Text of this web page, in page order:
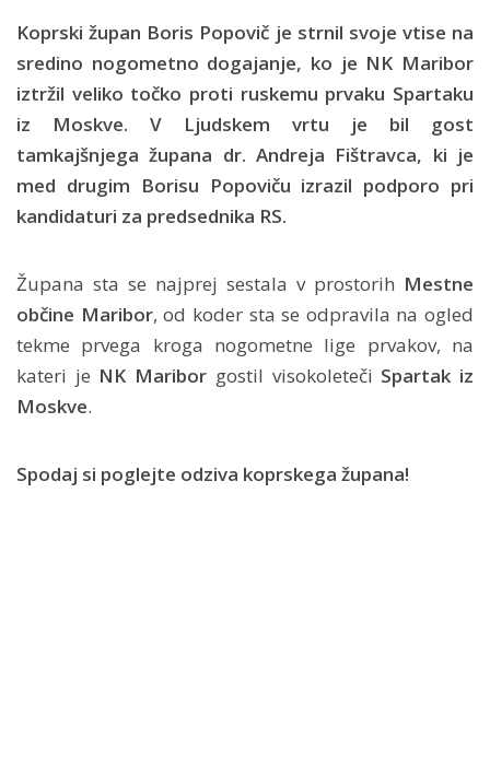
Koprski župan Boris Popovič je strnil svoje vtise na
sredino nogometno dogajanje, ko je NK Maribor
iztržil veliko točko proti ruskemu prvaku Spartaku
iz Moskve. V Ljudskem vrtu je bil gost
tamkajšnjega župana dr. Andreja Fištravca, ki je
med drugim Borisu Popoviču izrazil podporo pri
kandidaturi za predsednika RS.
Župana sta se najprej sestala v prostorih Mestne
občine Maribor, od koder sta se odpravila na ogled
tekme prvega kroga nogometne lige prvakov, na
kateri je NK Maribor gostil visokoleteči Spartak iz
Moskve.
Spodaj si poglejte odziva koprskega župana!